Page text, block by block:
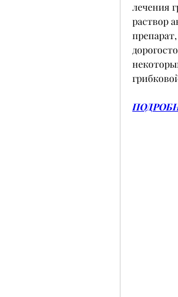
лечения
раствор